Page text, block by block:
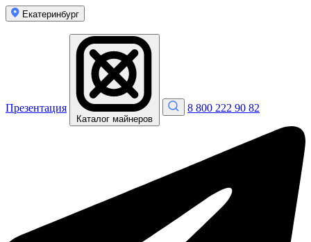
Екатеринбург
Презентация
Каталог майнеров
8 800 222 90 82